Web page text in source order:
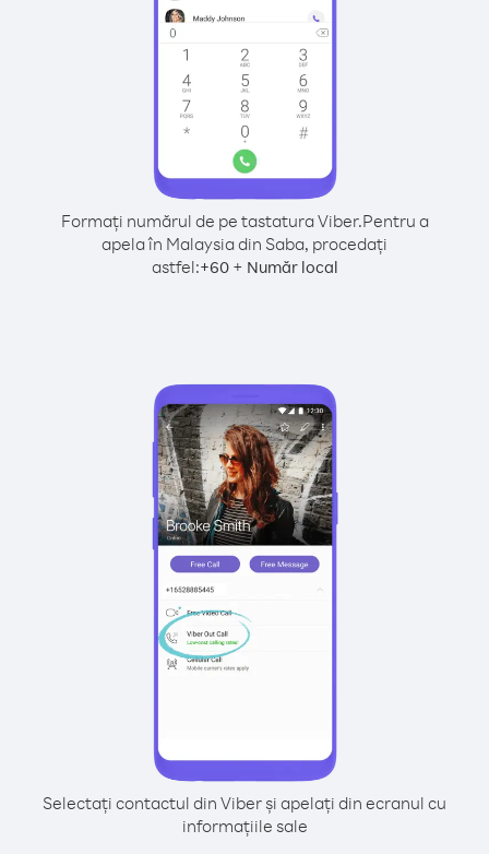
Formați numărul de pe tastatura Viber.Pentru a
apela în Malaysia din Saba, procedați
astfel:+60+ Număr local
Selectați contactul din Viber și apelați din ecranul cu
informațiile sale